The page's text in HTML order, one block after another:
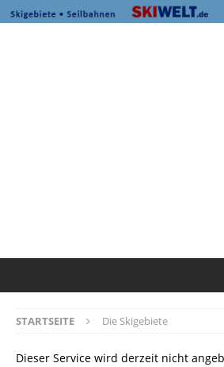
STARTSEITE Die Skigebiete
Dieser Service wird derzeit nicht